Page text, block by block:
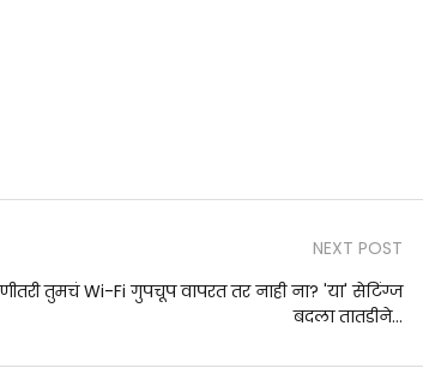
NEXT POST
तुमचं Wi-Fi गुपचूप वापरत तर नाही ना? 'या' सेटिंग्ज
बदला तातडीने...